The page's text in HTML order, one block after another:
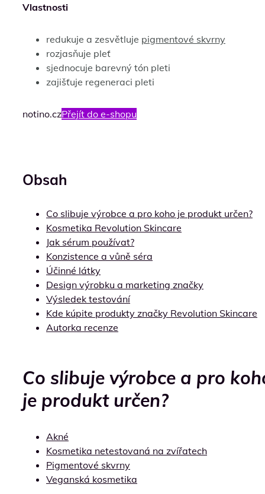
Vlastnosti
redukuje a zesvětluje pigmentové skvrny
rozjasňuje pleť
sjednocuje barevný tón pleti
zajišťuje regeneraci pleti
notino.czPřejít do e-shopu
Co slibuje výrobce a pro
je produkt určen?
Akné
Kosmetika netestovaná na zvířatech
Pigmentové skvrny
Veganská kosmetika
Obsah
Co slibuje výrobce a pro koho je produkt určen?
Kosmetika Revolution Skincare
Jak sérum používat?
Konzistence a vůně séra
Účinné látky
Design výrobku a marketing značky
Výsledek testování
Kde kúpite produkty značky Revolution Skincare
Autorka recenze